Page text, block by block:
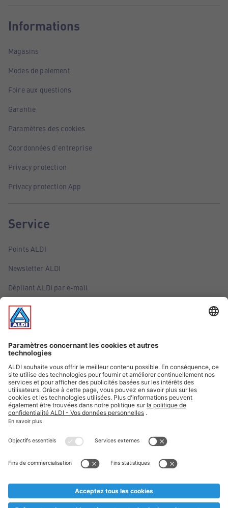
Informations
Magasins
Modes de paiement
Foire aux questions
Garantie
Paramètres des cookies
Coordonnées d'entreprise
Privacy protection
Privacy protection App
Service
Points ALDI
Newsletter ALDI
Dépliant ALDI par e-mail
Offres
Infos essentielles
Suivez ALDI Belgique
Textes marqués d'un astérisque et mentions légales
* Nous vendons ces articles temporairement et jusqu'à
au cas où, malgré le planning bien étudié, nous serions
prématurément en rupture de stock. Prix Recupel et TVA incl.
** Sur ce site, l’utilisation de la forme masculine a été adoptée